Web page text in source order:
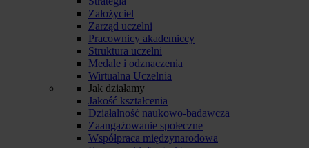
Założyciel
Zarząd uczelni
Pracownicy akademiccy
Struktura uczelni
Medale i odznaczenia
Wirtualna Uczelnia
Jak działamy
Jakość kształcenia
Działalność naukowo-badawcza
Zaangażowanie społeczne
Współpraca międzynarodowa